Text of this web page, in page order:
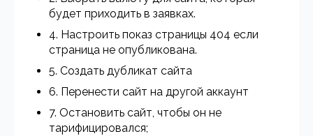
будет приходить в заявках.
4. Настроить показ страницы 404 если
страница не опубликована.
5. Создать дубликат сайта
6. Перенести сайт на другой аккаунт
7. Остановить сайт, чтобы он не
тарифицировался;